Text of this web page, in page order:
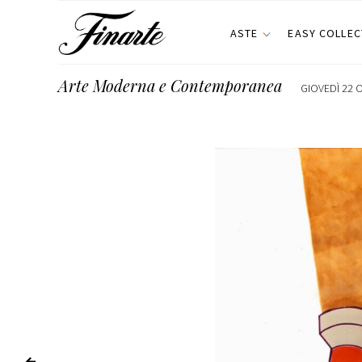
ASTE EASY
Arte Moderna e Contemporanea GIOVEDÌ 22